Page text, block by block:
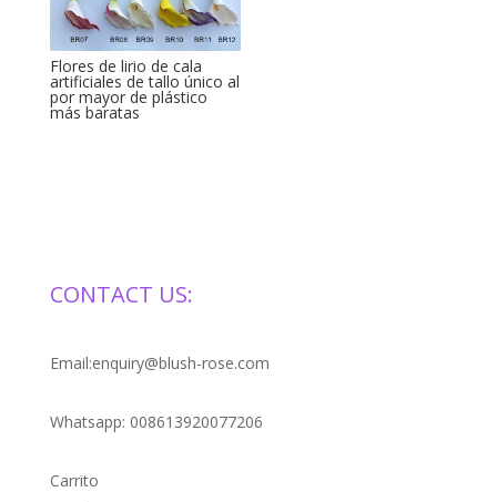
Flores de lirio de cala
artificiales de tallo único al
por mayor de plástico
más baratas
CONTACT US:
Email:enquiry@blush-rose.com
Whatsapp: 008613920077206
Carrito